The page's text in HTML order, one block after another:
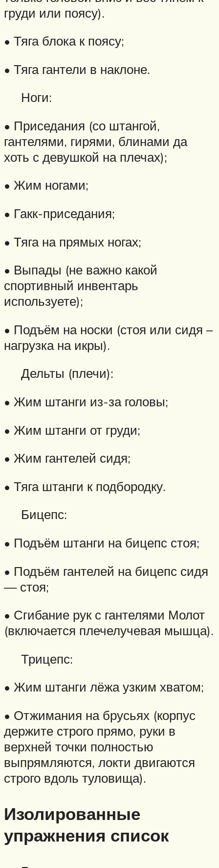
груди или поясу).
• Тяга блока к поясу;
• Тяга гантели в наклоне.
Ноги:
• Приседания (со штангой,
гантелями, гирями, блинами да
хоть с девушкой на плечах);
• Жим ногами;
• Гакк-приседания;
• Тяга на прямых ногах;
• Выпады (не важно какой
спортивный инвентарь
используете);
• Подъём на носки (стоя или сидя –
нагрузка на икры).
Дельты (плечи):
• Жим штанги из-за головы;
• Жим штанги от груди;
• Жим гантелей сидя;
• Тяга штанги к подбородку.
Бицепс:
• Подъём штанги на бицепс стоя;
• Подъём гантелей на бицепс сидя
— стоя;
• Сгибание рук с гантелями Молот
(включается плечелучевая мышца).
Трицепс:
• Жим штанги лёжа узким хватом;
• Отжимания на брусьях (корпус
держите строго прямо, руки в
верхней точки полностью
выпрямляются, локти двигаются
строго вдоль туловища).
Изолированные
упражнения список